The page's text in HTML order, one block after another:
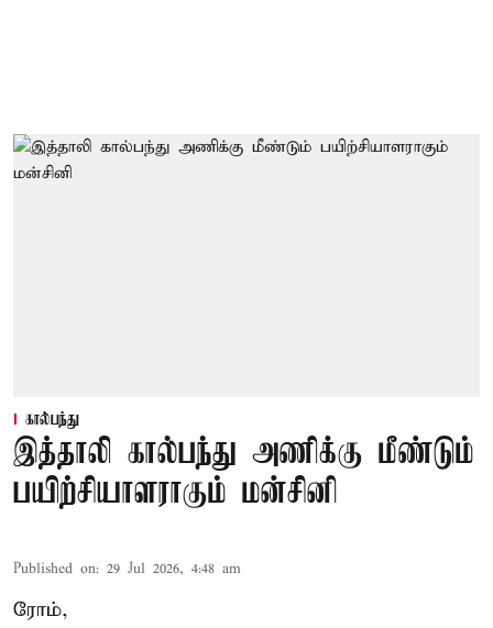
கால்பந்து
இத்தாலி கால்பந்து அணிக்கு மீண்டும்
பயிற்சியாளராகும் மன்சினி
Published on: 29 Jul 2026, 4:48 am
ரோம்,